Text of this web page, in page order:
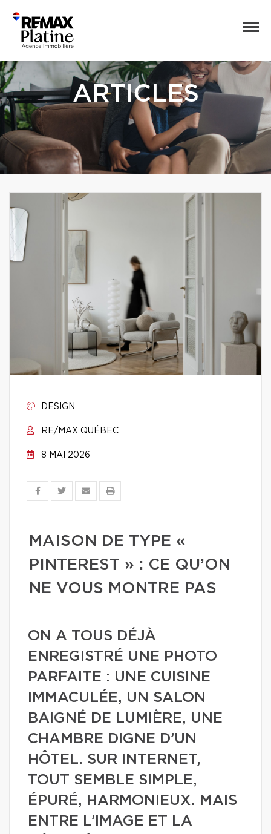
ARTICLES
DESIGN
RE/MAX QUÉBEC
8 MAI 2026
MAISON DE TYPE «
PINTEREST » : CE QU’ON
NE VOUS MONTRE PAS
ON A TOUS DÉJÀ
ENREGISTRÉ UNE PHOTO
PARFAITE : UNE CUISINE
IMMACULÉE, UN SALON
BAIGNÉ DE LUMIÈRE, UNE
CHAMBRE DIGNE D’UN
HÔTEL. SUR INTERNET,
TOUT SEMBLE SIMPLE,
ÉPURÉ, HARMONIEUX. MAIS
ENTRE L’IMAGE ET LA